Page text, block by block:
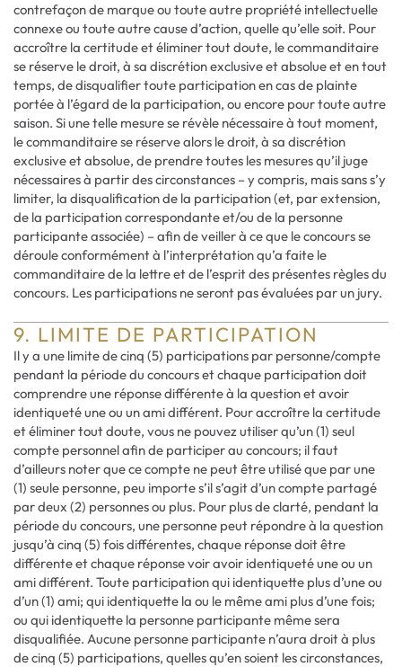
contrefaçon de marque ou toute autre propriété intellectuelle
connexe ou toute autre cause d’action, quelle qu’elle soit. Pour
accroître la certitude et éliminer tout doute, le commanditaire
se réserve le droit, à sa discrétion exclusive et absolue et en tout
temps, de disqualifier toute participation en cas de plainte
portée à l’égard de la participation, ou encore pour toute autre
saison. Si une telle mesure se révèle nécessaire à tout moment,
le commanditaire se réserve alors le droit, à sa discrétion
exclusive et absolue, de prendre toutes les mesures qu’il juge
nécessaires à partir des circonstances – y compris, mais sans s’y
limiter, la disqualification de la participation (et, par extension,
de la participation correspondante et/ou de la personne
participante associée) – afin de veiller à ce que le concours se
déroule conformément à l’interprétation qu’a faite le
commanditaire de la lettre et de l’esprit des présentes règles du
concours. Les participations ne seront pas évaluées par un jury.
9. LIMITE DE PARTICIPATION
Il y a une limite de cinq (5) participations par personne/compte
pendant la période du concours et chaque participation doit
comprendre une réponse différente à la question et avoir
identiqueté une ou un ami différent. Pour accroître la certitude
et éliminer tout doute, vous ne pouvez utiliser qu’un (1) seul
compte personnel afin de participer au concours; il faut
d’ailleurs noter que ce compte ne peut être utilisé que par une
(1) seule personne, peu importe s’il s’agit d’un compte partagé
par deux (2) personnes ou plus. Pour plus de clarté, pendant la
période du concours, une personne peut répondre à la question
jusqu’à cinq (5) fois différentes, chaque réponse doit être
différente et chaque réponse voir avoir identiqueté une ou un
ami différent. Toute participation qui identiquette plus d’une ou
d’un (1) ami; qui identiquette la ou le même ami plus d’une fois;
ou qui identiquette la personne participante même sera
disqualifiée. Aucune personne participante n’aura droit à plus
de cinq (5) participations, quelles qu’en soient les circonstances,